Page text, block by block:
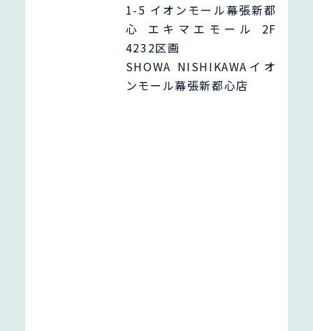
1-5 イオンモール幕張新都
心 エキマエモール 2F
4232区画
SHOWA NISHIKAWAイオ
ンモール幕張新都心店